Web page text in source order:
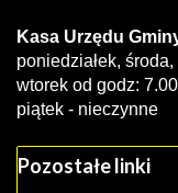
Kasa Urzędu
poniedziałek,
wtorek od godz:
piątek - nieczynne
Pozostałe linki